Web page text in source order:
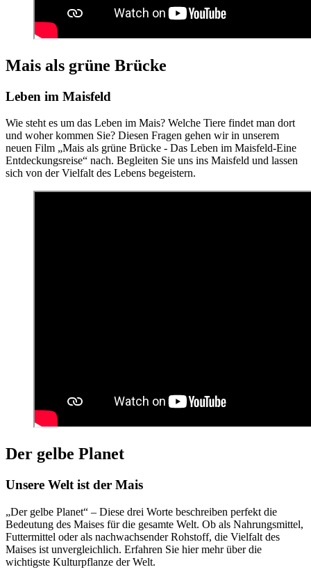
Mais als grüne Brücke
Leben im Maisfeld
Wie steht es um das Leben im Mais? Welche Tiere findet man dort
und woher kommen Sie? Diesen Fragen gehen wir in unserem
neuen Film „Mais als grüne Brücke - Das Leben im Maisfeld-Eine
Entdeckungsreise“ nach. Begleiten Sie uns ins Maisfeld und lassen
sich von der Vielfalt des Lebens begeistern.
Der gelbe Planet
Unsere Welt ist der Mais
„Der gelbe Planet“ – Diese drei Worte beschreiben perfekt die
Bedeutung des Maises für die gesamte Welt. Ob als Nahrungsmittel,
Futtermittel oder als nachwachsender Rohstoff, die Vielfalt des
Maises ist unvergleichlich. Erfahren Sie hier mehr über die
wichtigste Kulturpflanze der Welt.